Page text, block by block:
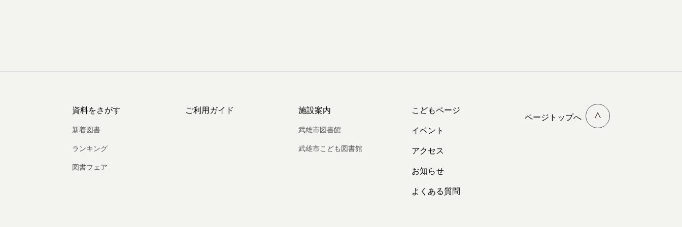
資料をさがす
新着図書
ランキング
図書フェア
ご利用ガイド 施設案内
武雄市図書館
武雄市こども図書館
こどもページ
イベント
アクセス
お知らせ
よくある質問
ページトップへ